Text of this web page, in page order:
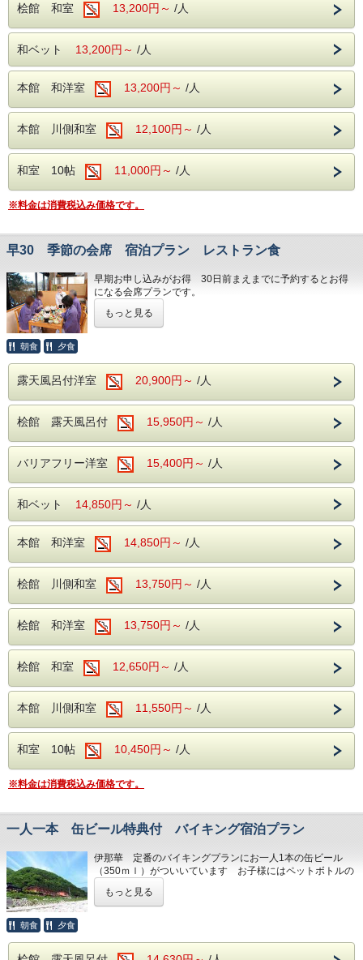
桧館 和室 13,200円～ /人
和ベット 13,200円～ /人
本館 和洋室 13,200円～ /人
本館 川側和室 12,100円～ /人
和室 10帖 11,000円～ /人
※料金は消費税込み価格です。
早30 季節の会席 宿泊プラン レストラン食
早期お申し込みがお得 30日前まえまでに予約するとお得
になる会席プランです。
ンの椅子、テーブル席でお楽しみ下さい。
レストラン会場の窓からは阿知川の清流もお楽しみ頂けま
料理の野菜の中には私どもの直営農園で採れた新鮮な野菜も
含まれます
もっと見る
朝食 夕食
露天風呂付洋室 20,900円～ /人
桧館 露天風呂付 15,950円～ /人
バリアフリー洋室 15,400円～ /人
和ベット 14,850円～ /人
本館 和洋室 14,850円～ /人
桧館 川側和室 13,750円～ /人
桧館 和洋室 13,750円～ /人
桧館 和室 12,650円～ /人
本館 川側和室 11,550円～ /人
和室 10帖 10,450円～ /人
※料金は消費税込み価格です。
一人一本 缶ビール特典付 バイキング宿泊プラン
伊那華 定番のバイキングプランにお一人1本の缶ビール
（350ｍｌ）がついいています お子様にはペットボトルの
お部屋には冷蔵庫ありますが 中身は空で お客様がご自由
の持ち込んでご利用頂けます。
機と同じ料金ですので 館内でご購入いただいてもお得です
もっと見る
朝食 夕食